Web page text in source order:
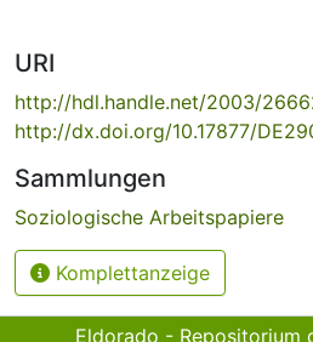
URI
http://hdl.handle.net/2003/
http://dx.doi.org/10.17877/
Sammlungen
Soziologische Arbeitspapiere
Komplettanzeige
Eldorado - Repositorium